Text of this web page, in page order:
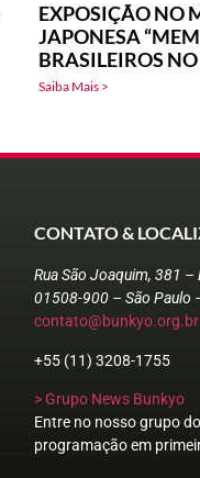
EXPOSIÇÃO NO
JAPONESA
BRASILEIROS
Saiba Mais >
CONTATO &
Rua São Joaquim, 381 –
01508-900 – São Paulo
contato@bunkyo.org.br
+55 (11) 3208-1755
> Grupo News Bunkyo
Entre no nosso grupo
programação em